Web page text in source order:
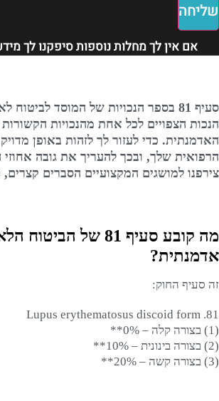
שליחה
אם אין לך מחלות נוספות סיפקנו לך
סעיף 81 בספר הנכויות של המוסד
הנכות הצפויים לכל אחת מהנכויות
האדמנתית. כדי לעזור לך לזהות באופן
הרפואית שלך, ובכך להעריך את גובה אחוזי
צירפנו למושגים המקצועיים הסברים קצרים,
מה קובע סעיף 81 של
אדמנתית?
זה סעיף החוק:
81. Lupus erythematosus discoid form
(1) בצורה קלה – 0%**
(2) בצורה בינונית – 10%**
(3) בצורה קשה – 20%**